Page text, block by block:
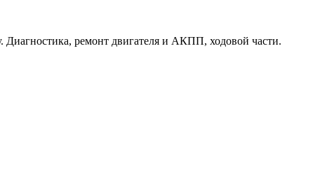
Диагностика, ремонт двигателя и АКПП, ходовой части.